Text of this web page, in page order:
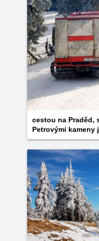
cestou na Praděd,
Petrovými